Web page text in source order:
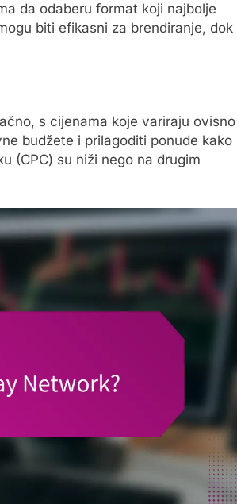
da odaberu format koji najbolje
biti efikasni za brendiranje, dok
s cijenama koje variraju ovisno
budžete i prilagoditi ponude kako
(CPC) su niži nego na drugim